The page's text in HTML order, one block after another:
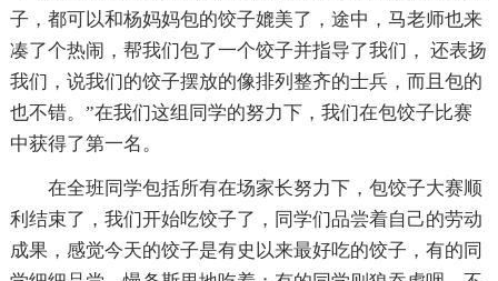
子，都可以和杨妈妈包的饺子媲美了，途中，马老师也来
凑了个热闹，帮我们包了一个饺子并指导了我们， 还表扬
我们，说我们的饺子摆放的像排列整齐的士兵，而且包的
也不错。”在我们这组同学的努力下，我们在包饺子比赛
中获得了第一名。
在全班同学包括所有在场家长努力下，包饺子大赛顺
利结束了，我们开始吃饺子了，同学们品尝着自己的劳动
成果，感觉今天的饺子是有史以来最好吃的饺子，有的同